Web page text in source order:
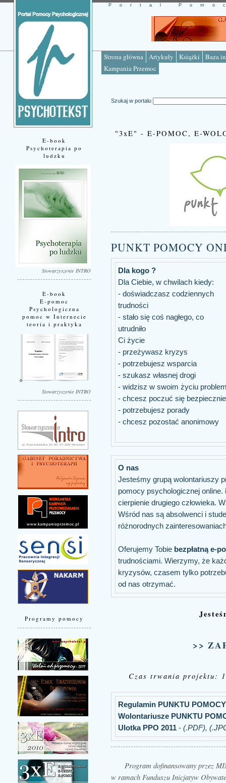
Strona główna Artykuły Książki
Baza
Kampania Przemoc
Portal
E-book
Psychoterapia po
ludzku
Stowarzyszenie INTRO
E-book
E-pomoc
Psychologiczna
pomoc w Internecie
teoria i praktyka
Stowarzyszenie INTRO
Programy pomocy
Szukaj w portalu
"3xE" - E-POMOC, E-
PUNKT POMOCY
Dla kogo ?
Dla Ciebie, w chwilach kiedy:
- doświadczasz codziennych
trudności
- stało się coś nagłego, co
utrudniło
Ci życie
- przeżywasz kryzys
- potrzebujesz wsparcia
- szukasz własnej drogi
- widzisz w swoim życiu
- chcesz poczuć się bezpiecznie
- potrzebujesz porady
- chcesz pozostać anonimowy
O nas
Jesteśmy grupą wolontariuszy
pomocy psychologicznej
cierpienie drugiego człowieka.
Wśród nas są absolwenci i
różnorodnych
Oferujemy Tobie bezpłatną e-
trudnościami. Wierzymy, że
kryzysów, czasem tylko
od nas otrzymać.
>>
Czas trwania projektu:
Regulamin PUNKTU
Wolontariusze PUNKTU
Ulotka PPO 2011 - (.PDF),
Program dofinansowany przez
w ramach Funduszu Inicjatyw